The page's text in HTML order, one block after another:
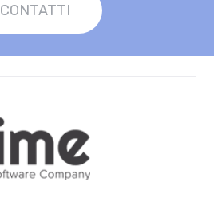
CONTATTI